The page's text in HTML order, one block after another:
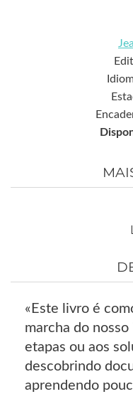
«Este livro é
marcha do
etapas ou aos
descobrindo
aprendendo